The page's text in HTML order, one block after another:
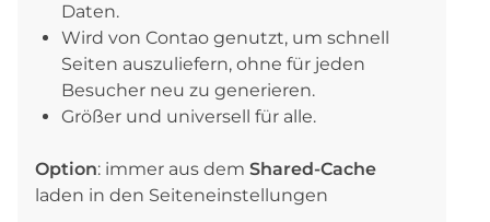
Daten.
Wird von Contao genutzt, um schnell
Seiten auszuliefern, ohne für jeden
Besucher neu zu generieren.
Größer und universell für alle.
Option: immer aus dem Shared-Cache
laden in den Seiteneinstellungen